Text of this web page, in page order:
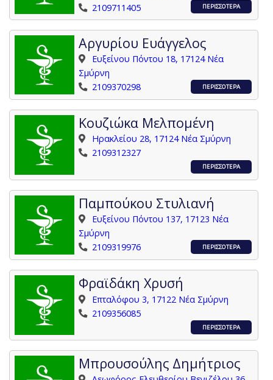
2109711405
ΠΕΡΙΣΣΟΤΕΡΑ
Αργυρίου Ευάγγελος
Ευξείνου Πόντου 18, 17124 Νέα
Σμύρνη
2109370298
ΠΕΡΙΣΣΟΤΕΡΑ
Κουζιώκα Μελπομένη
Ηρακλείου 28, 17124 Νέα Σμύρνη
2109312327
ΠΕΡΙΣΣΟΤΕΡΑ
Παμπούκου Στυλιανή
Ευξείνου Πόντου 137, 17123 Νέα
Σμύρνη
2109319976
ΠΕΡΙΣΣΟΤΕΡΑ
Φραϊδάκη Χρυσή
Επταλόφου 3, 17122 Νέα Σμύρνη
2109356085
ΠΕΡΙΣΣΟΤΕΡΑ
Μπρουσούλης Δημήτριος